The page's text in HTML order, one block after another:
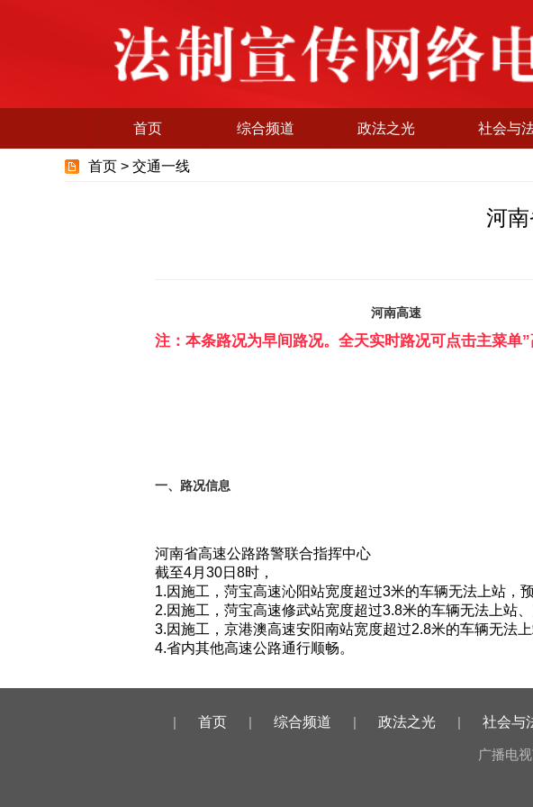
首页 综合频道 政法之光 社会与
首页 > 交通一线
河
河南高速
注：本条路况为早间路况。全天实时路况可点击主菜单
一、路况信息
河南省高速公路路警联合指挥中心
截至4月30日8时，
1.因施工， 菏宝高速沁阳站宽度超过3米的车辆无法上站，
2.因施工，菏宝高速修武站宽度超过3.8米的车辆无法上站
3.因施工，京港澳高速安阳南站宽度超过2.8米的车辆无
4.省内其他高速公路通行顺畅。
| 首页 | 综合频道 | 政法之光 | 社会与
广播电